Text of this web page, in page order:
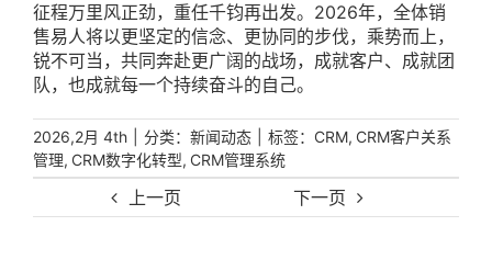
上一页 下一页
征程万里风正劲，重任千钧再出发。2026年，全体销
售易人将以更坚定的信念、更协同的步伐，乘势而上，
锐不可当，共同奔赴更广阔的战场，成就客户、成就团
队，也成就每一个持续奋斗的自己。
2026,2月 4th 分类： 新闻动态 标签： CRM, CRM客户关系
管理, CRM数字化转型, CRM管理系统